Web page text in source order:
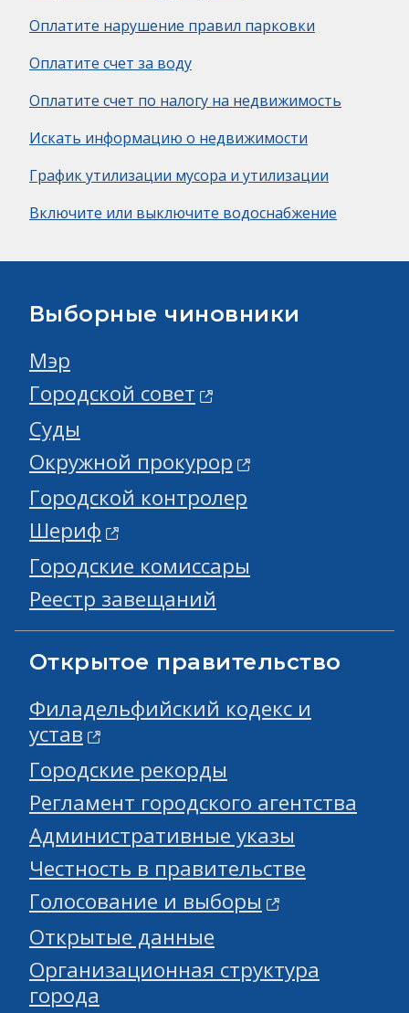
Оплатите нарушение правил парковки
Оплатите счет за воду
Оплатите счет по налогу на недвижимость
Искать информацию о недвижимости
График утилизации мусора и утилизации
Включите или выключите водоснабжение
Выборные чиновники
Мэр
Городской совет
Суды
Окружной прокурор
Городской контролер
Шериф
Городские комиссары
Реестр завещаний
Открытое правительство
Филадельфийский кодекс и
устав
Городские рекорды
Регламент городского агентства
Административные указы
Честность в правительстве
Голосование и выборы
Открытые данные
Организационная структура
города